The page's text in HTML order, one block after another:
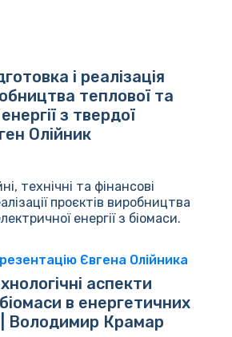
і реалізація
теплової та
з твердої
Олійник
технічні та фінансові
проєктів виробництва
енергії з біомаси.
Євгена Олійника
аспекти
в енергетичних
| Володимир Крамар